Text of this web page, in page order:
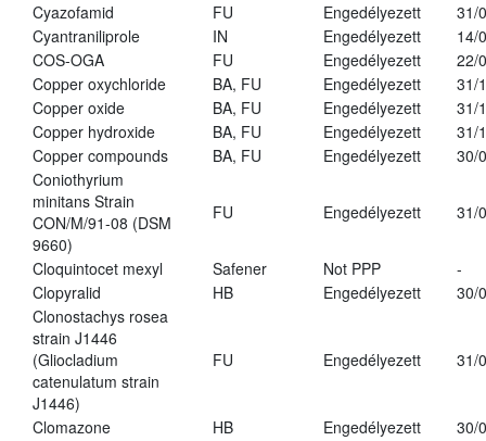
Cyazofamid
FU Engedélyezett
31/
Cyantraniliprole
IN Engedélyezett
14/
COS-OGA
FU Engedélyezett
22/
Copper oxychloride
BA, FU Engedélyezett
31/
Copper oxide
BA, FU Engedélyezett
31/
Copper hydroxide
BA, FU Engedélyezett
31/
Copper compounds
BA, FU Engedélyezett
30/
Coniothyrium
minitans Strain
CON/M/91-08 (DSM
9660)
FU Engedélyezett 31/
Cloquintocet mexyl Safener Not PPP
-
Clopyralid
HB Engedélyezett
30/
Clonostachys rosea
strain J1446
(Gliocladium
catenulatum strain
J1446)
FU Engedélyezett 31/
Clomazone HB Engedélyezett
30/